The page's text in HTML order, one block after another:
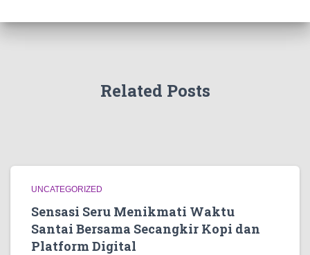
Related Posts
UNCATEGORIZED
Sensasi Seru Menikmati Waktu
Santai Bersama Secangkir Kopi dan
Platform Digital